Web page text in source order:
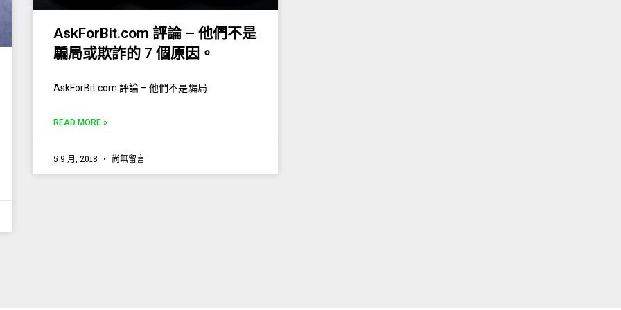
AskForBit.com 評論 – 他們不是
騙局或欺詐的 7 個原因。
AskForBit.com 評論 – 他們不是騙局
READ MORE »
5 9 月, 2018 尚無留言